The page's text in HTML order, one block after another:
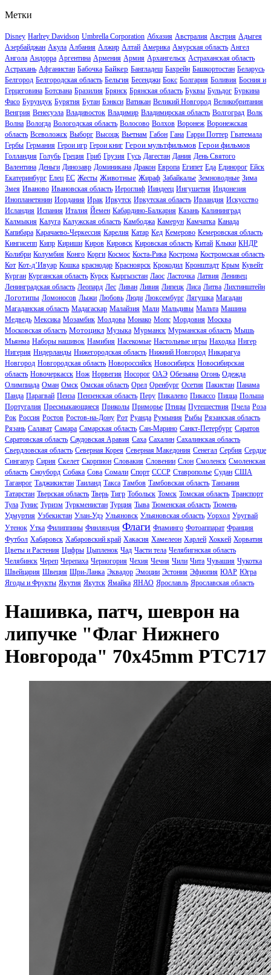
Метки
Disney Harlrey Davidson Umbrella Corporation Абхазия Австралия Австрия Адыгея
Азербайджан Акула Албания Алжир Алтай Америка Амурская область Ангел
Ангола Андорра Аргентина Армения Армия Архангельск Астраханская область
Астрахань Афганистан Бабочка Байкер Бангладеш Бахрейн Башкортостан Беларусь
Белгород Белгородская область Бельгия Бесенджи Бокс Болгария Боливия Босния и
Герцеговина Ботсвана Бразилия Брянск Брянская область Буквы Бульдог Буркина
Фасо Бурундук Бурятия Бутан Бэнкси Ватикан Великий Новгород Великобритания
Венгрия Венесуэла Владивосток Владимир Владимирская область Волгоград Волк
Волна Вологда Вологодская область Волосово Волхов Воронеж Воронежская
область Всеволожск Выборг Высоцк Вьетнам Габон Гана Гарри Поттер Гватемала
Гербы Германия Герои игр Герои книг Герои мультфильмов Герои фильмов
Голландия Голубь Греция Гриб Грузия Гусь Дагестан Дания День Святого
Валентина Деньги Динозавр Доминикана Дракон Европа Египет Еда Единорог Ейск
Екатеринбург Елец ЕС Жесты Животные Жираф Забайкалье Земноводные Зима
Змея Иваново Ивановская область Иероглиф Ииндеец Ингушетия Индонезия
Инопланетянин Иордания Ирак Иркутск Иркутская область Ирландия Искусство
Исландия Испания Италия Йемен Кабардино-Балкария Казань Калининград
Калмыкия Калуга Калужская область Камбоджа Камерун Камчатка Канада
Капибара Карачаево-Черкессия Карелия Катар Кед Кемерово Кемеровская область
Кингисепп Кипр Кириши Киров Кировск Кировская область Китай Клыки КНДР
Колибри Колумбия Конго Корги Космос Коста-Рика Кострома Костромская область
Кот Кот-д’Ивуар Кошка краснодар Красноярск Крокодил Кронштадт Крым Кувейт
Курган Курганская область Курск Кыргызстан Лаос Ласточка Латвия Ленивец
Ленинградская область Леопард Лес Ливан Ливия Липецк Лиса Литва Лихтинштейн
Логотипы Ломоносов Лыжи Любовь Люди Люксембург Лягушка Магадан
Магаданская область Мадагаскар Малайзия Мали Мальдивы Мальта Машина
Медведь Мексика Мозамбик Молдова Монако Мопс Мордовия Москва
Московская область Мотоцикл Музыка Мурманск Мурманская область Мышь
Мьянма Наборы нашивок Намибия Насекомые Настольные игры Находка Нигер
Нигерия Нидерланды Нижегородская область Нижний Новгород Никарагуа
Новгород Новгородская область Новороссийск Новосибирск Новосибирская
область Новочеркасск Нож Норвегия Носорог ОАЭ Обезьяна Огонь Одежда
Олимпиада Оман Омск Омская область Орел Оренбург Осетия Пакистан Панама
Панда Парагвай Пенза Пензенская область Перу Пикалево Пикассо Пицца Польша
Португалия Пресмыкающиеся Приколы Приморье Птицы Путешествия Пчела Роза
Рок Россия Ростов Ростов-на-Дону Рот Руанда Румыния Рыбы Рязанская область
Рязань Салават Самара Самарская область Сан-Марино Санкт-Петербург Саратов
Саратовская область Саудовская Аравия Саха Сахалин Сахалинская область
Свердловская область Северная Корея Северная Македония Сенегал Сербия Сердце
Сингапур Сирия Скелет Скорпион Словакия Словении Слон Смоленск Смоленская
область Сноуборд Собака Сова Сомали Спорт СССР Ставрополье Судан США
Таганрог Таджикистан Таиланд Такса Тамбов Тамбовская область Танзания
Татарстан Тверская область Тверь Тигр Тобольск Томск Томская область Транспорт
Тула Тунис Туризм Туркменистан Турция Тыва Тюменская область Тюмень
Удмуртия Узбекистан Улан-Удэ Ульяновск Ульяновская область Уорхол Уругвай
Утенок Утка Филиппины Финляндия Флаги Фламинго Фотоаппарат Франция
Футбол Хабаровск Хабаровский край Хакасия Хамелеон Харлей Хоккей Хорватия
Цветы и Растения Цифры Цыпленок Чад Части тела Челябигнская область
Челябинск Череп Черепаха Черногория Чехия Чечня Чили Чита Чувашия Чукотка
Швейцария Швеция Шри-Ланка Эквадор Эмоции Эстония Эфиопия ЮАР Югра
Ягоды и Фрукты Якутия Якутск Ямайка ЯНАО Ярославль Ярославская область
Нашивка, патч, шеврон на
липучке "Флаг Нижнего
Новгорода" 70x45mm PTC717